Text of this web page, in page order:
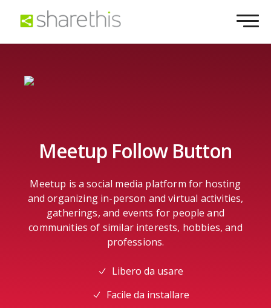
Meetup Follow Button
Meetup is a social media platform for hosting
and organizing in-person and virtual activities,
gatherings, and events for people and
communities of similar interests, hobbies, and
professions.
Libero da usare
Facile da installare